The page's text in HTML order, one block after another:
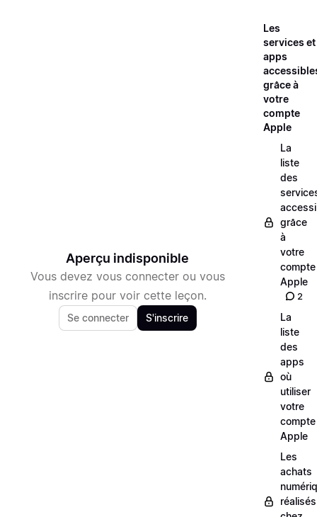
Aperçu indisponible
Vous devez vous connecter ou vous
inscrire pour voir cette leçon.
Se connecter S'inscrire
Les
services et
apps
grâce à
votre
compte
Apple
La
liste
des
grâce
à
votre
compte
Apple
2
La
liste
des
apps
où
utiliser
votre
compte
Apple
Les
achats
réalisés